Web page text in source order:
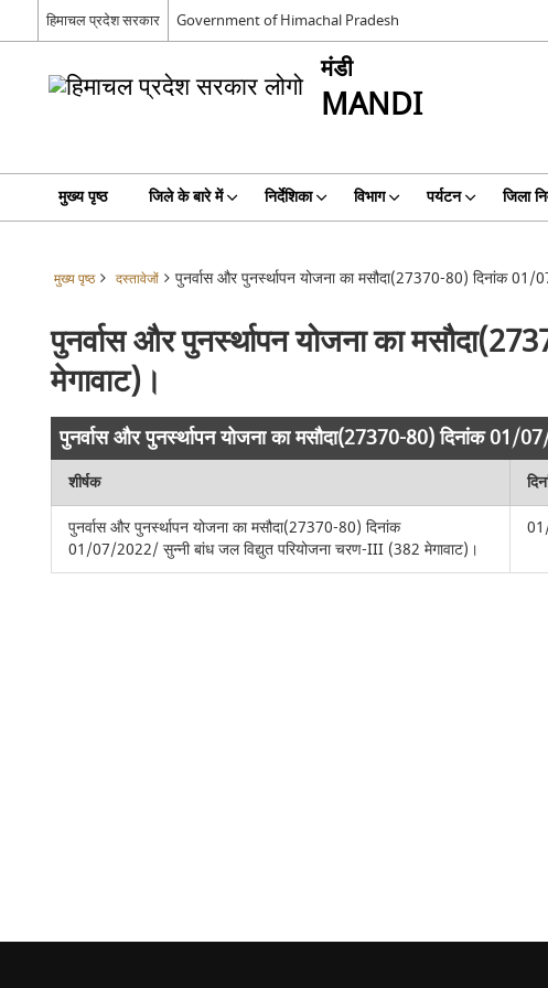
हिमाचल प्रदेश सरकार Government of Himachal Pradesh
मंडी
MANDI
मुख्य पृष्ठ जिले के बारे में निर्देशिका विभाग पर्यटन जिला
मुख्य पृष्ठ दस्तावेजों पुनर्वास और पुनर्स्थापन योजना का मसौदा(27370-80) दिनांक
पुनर्वास और पुनर्स्थापन योजना का
मेगावाट)।
पुनर्वास और पुनर्स्थापन योजना का मसौदा(27370-80) दिनांक 01/
शीर्षक
पुनर्वास और पुनर्स्थापन योजना का मसौदा(27370-80) दिनांक
01/07/2022/ सुन्नी बांध जल विद्युत परियोजना चरण-III (382 मेगावाट)।